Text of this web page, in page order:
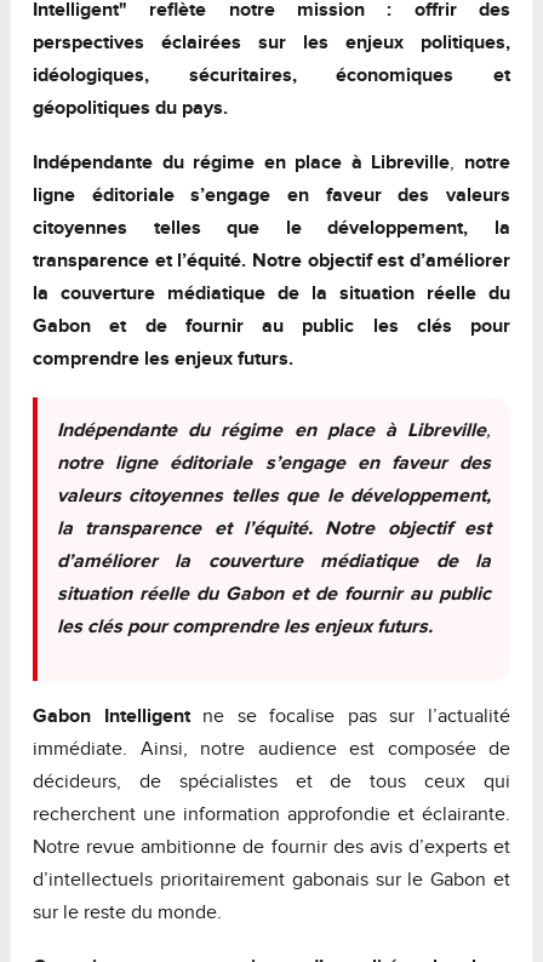
Intelligent" reflète notre mission : offrir des
perspectives éclairées sur les enjeux politiques,
idéologiques, sécuritaires, économiques et
géopolitiques du pays.
Indépendante du régime en place à Libreville, notre
ligne éditoriale s’engage en faveur des valeurs
citoyennes telles que le développement, la
transparence et l’équité. Notre objectif est d’améliorer
la couverture médiatique de la situation réelle du
Gabon et de fournir au public les clés pour
comprendre les enjeux futurs.
Indépendante du régime en place à Libreville,
notre ligne éditoriale s’engage en faveur des
valeurs citoyennes telles que le développement,
la transparence et l’équité. Notre objectif est
d’améliorer la couverture médiatique de la
situation réelle du Gabon et de fournir au public
les clés pour comprendre les enjeux futurs.
Gabon Intelligentne se focalise pas sur l’actualité
immédiate. Ainsi, notre audience est composée de
décideurs, de spécialistes et de tous ceux qui
recherchent une information approfondie et éclairante.
Notre revue ambitionne de fournir des avis d’experts et
d’intellectuels prioritairement gabonais sur le Gabon et
sur le reste du monde.